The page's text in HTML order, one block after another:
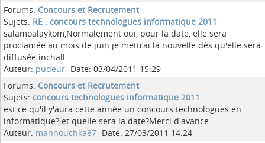
Forums: Concours et Recrutement
Sujets: RE : concours technologues informatique 2011
salamoalaykom,Normalement oui, pour la date, elle sera
proclamée au mois de juin.je mettrai la nouvelle dès qu'elle sera
diffusée inchall...
Auteur: pudeur- Date: 03/04/2011 15:29
Forums: Concours et Recrutement
Sujets: concours technologues informatique 2011
est ce qu'il y'aura cette année un concours technologues en
informatique? et quelle sera la date?Merci d'avance
Auteur: mannouchka87- Date: 27/03/2011 14:24